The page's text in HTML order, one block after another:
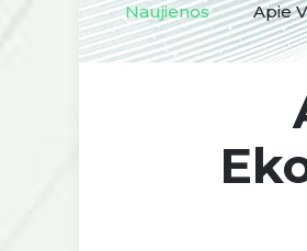
Naujienos Apie